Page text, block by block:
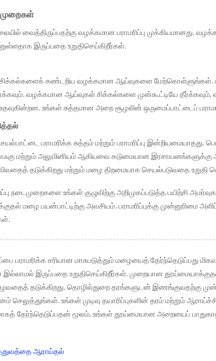
வைத்திருப்பதற்கு வழக்கமான பராமரிப்பு
இருப்பதை உறுதிசெய்கிறீர்கள்.
சிக்கல்களைக் கண்டறிய வழக்கமான ஆய்வுகளை மேற்கொள்ளுங்கள்.
வழக்கமான ஆய்வுகள் சிக்கல்களை முன்கூட்டியே தீர்க்கவும்,
உதவுகின்றன. உங்கள் சுத்தமான அறை சூழலின் ஒருமைப்பாட்டைப்
பராமரிக்க சுத்தம் மற்றும் பராமரிப்பு இன்றியமையாதது.
எஃகு மற்றும் அலுமினியம் ஆகியவை கடுமையான
தடுக்கிறது மற்றும் மழை திறமையாக செயல்படுவதை உறுதி
நடைமுறைகளை உங்கள் குழுவிற்கு அறிமுகப்படுத்த பயிற்சி
மழை பயன்பாட்டிற்கு அவசியம். பராமரிப்புக்கு முன்னுரிமை
பராமரிக்க சரியான மாசுபடுத்தும் மழையைத் தேர்ந்தெடுப்பது
இருப்பதை உறுதிசெய்கிறீர்கள். முறையான
தடுக்கிறது. தொழில்துறை தரங்களுடன் இணங்குவதற்கு
செலுத்துங்கள். உங்கள் முடிவு தயாரிப்புகளின் தரம் மற்றும்
தேர்ந்தெடுப்பதன் மூலம், உங்கள் தூய்மையான அறையைப்
ஆராய்தல்